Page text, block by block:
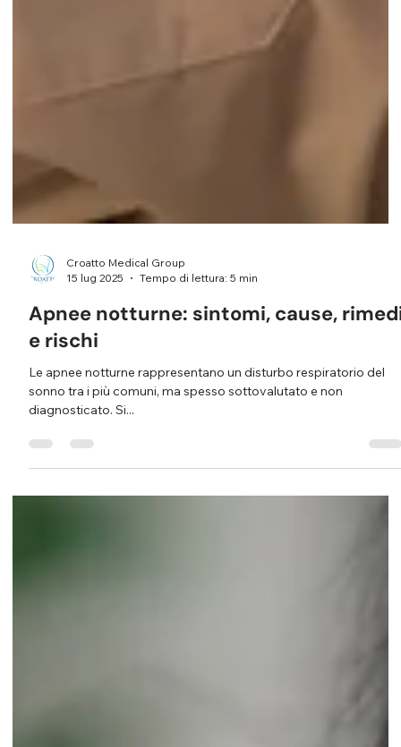
15 lug 2025
Tempo di lettura: 5 min
Apnee notturne: sintomi, cause,
e rischi
Le apnee notturne rappresentano un disturbo respiratorio del
diagnosticato. Si...